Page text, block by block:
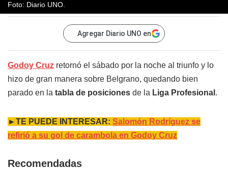
Foto: Diario UNO.
Agregar Diario UNO en
Godoy Cruz retornó el sábado por la noche al triunfo y lo
hizo de gran manera sobre Belgrano, quedando bien
parado en la tabla de posiciones de la Liga Profesional .
►TE PUEDE INTERESAR: Salomón Rodríguez se
refirió a su gol de carambola en Godoy Cruz
Recomendadas